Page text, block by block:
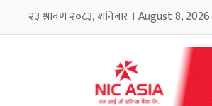
२३ श्रावण २०८३, शनिबार । August 8, 2026